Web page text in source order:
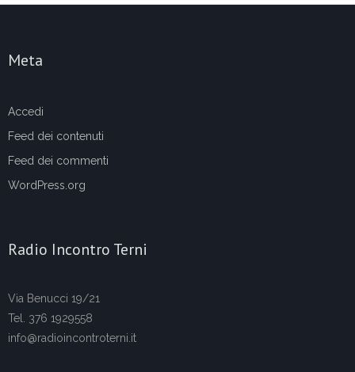
Meta
Accedi
Feed dei contenuti
Feed dei commenti
WordPress.org
Radio Incontro Terni
Via Benucci 19/21
Tel. 376 1929558
info@radioincontroterni.it